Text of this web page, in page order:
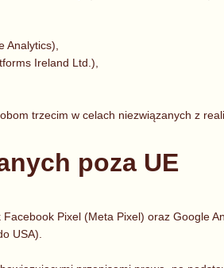
Analytics),
Ireland Ltd.),
trzecim w celach niezwiązanych z
poza UE
Pixel (Meta Pixel) oraz Google
USA).